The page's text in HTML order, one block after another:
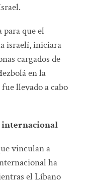
que el
israelí, iniciara
cargados de
en la
fue llevado a cabo
vinculan a
ha
el Líbano